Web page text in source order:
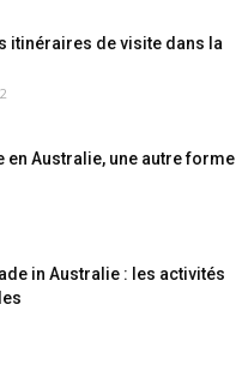
itinéraires de visite dans la
en Australie, une autre forme
in Australie : les activités